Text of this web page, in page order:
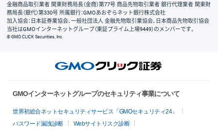
金融商品取引業者 関東財務局長（金商）第77号 商品先物取引業者 銀行代理業者 関東財
務局長（銀代）第330号 所属銀行：GMOあおぞらネット銀行株式会社
加入協会：日本証券業協会、一般社団法人 金融先物取引業協会、日本商品先物取引協会
当社はGMOインターネットグループ（東証プライム上場9449）のメンバーです。
© GMO CLICK Securities, Inc.
GMOインターネットグループのセキュリティ事業について
世界初総合ネットセキュリティサービス「GMOセキュリティ24」
パスワード漏洩診断
Webサイトリスク診断